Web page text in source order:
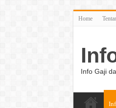
Home
Info Gaji